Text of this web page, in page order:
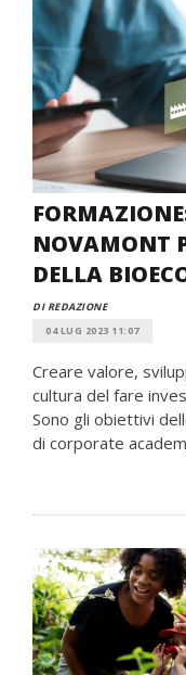
NOVAMONT
DELLA
DI REDAZIONE
04 LUG 2023 11:07
Creare valore,
cultura del fare
Sono gli obiettivi
di corporate